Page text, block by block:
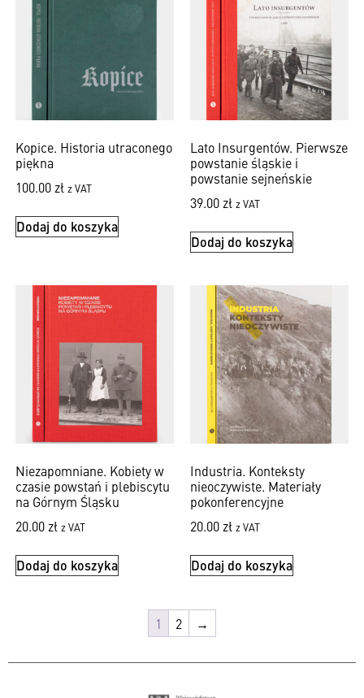
Kopice. Historia utraconego
piękna
100.00 zł z VAT
Dodaj do koszyka
Lato Insurgentów. Pierwsze
powstanie śląskie i
powstanie sejneńskie
39.00 zł z VAT
Dodaj do koszyka
Niezapomniane. Kobiety w
czasie powstań i plebiscytu
na Górnym Śląsku
20.00 zł z VAT
Dodaj do koszyka
Industria. Konteksty
nieoczywiste. Materiały
pokonferencyjne
20.00 zł z VAT
Dodaj do koszyka
1 2 →